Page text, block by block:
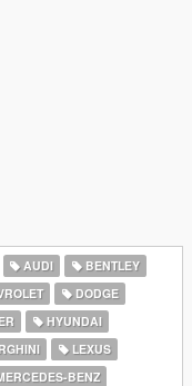
AUDI
BENTLEY
DODGE
HYUNDAI
LEXUS
BENZ